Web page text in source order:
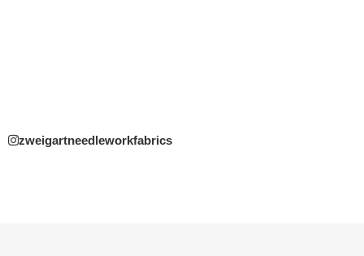
zweigartneedleworkfabrics